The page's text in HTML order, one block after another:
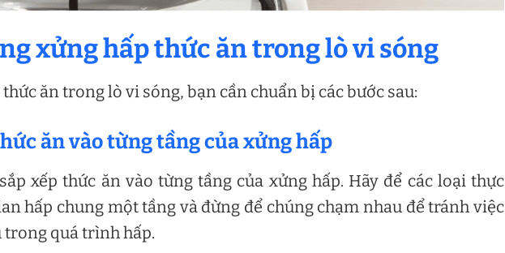
xửng hấp thức ăn trong lò vi sóng
ăn trong lò vi sóng, bạn cần chuẩn bị các bước sau:
ăn vào từng tầng của xửng hấp
xếp thức ăn vào từng tầng của xửng hấp. Hãy để các loại thực
hấp chung một tầng và đừng để chúng chạm nhau để tránh việc
quá trình hấp.